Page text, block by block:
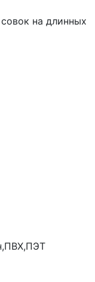
на длинных